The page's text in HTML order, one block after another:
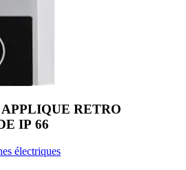
RETRO
IP 66
électriques